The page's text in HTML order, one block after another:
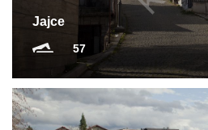
Jajce
57